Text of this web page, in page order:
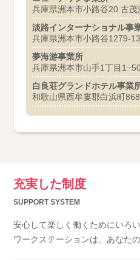
兵庫県洲本市小路谷20 古茂
淡路インターナショナル事
兵庫県洲本市小路谷1279-13
夢海游事業所
兵庫県洲本市山手1丁目
白良荘グランドホテル事業
和歌山県西牟婁郡白浜町868
充実した制度
SUPPORT SYSTEM
安心して楽しく働くためにいろ
ワークステーションは、あなた